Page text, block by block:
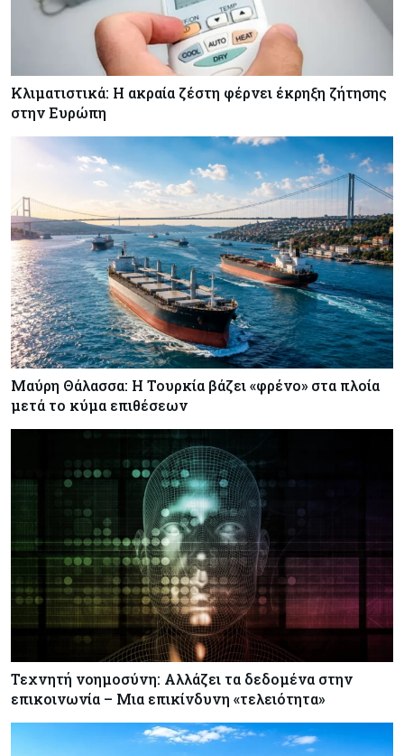
Κλιματιστικά: Η ακραία ζέστη φέρνει έκρηξη ζήτησης
στην Ευρώπη
Μαύρη Θάλασσα: Η Τουρκία βάζει «φρένο» στα πλοία
μετά το κύμα επιθέσεων
Τεχνητή νοημοσύνη: Αλλάζει τα δεδομένα στην
επικοινωνία – Μια επικίνδυνη «τελειότητα»